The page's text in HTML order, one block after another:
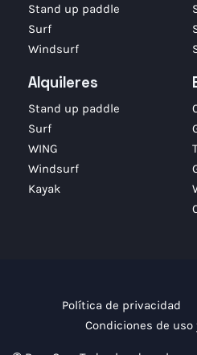
Stand up paddle
Surf
Windsurf
Alquileres
Stand up paddle
Surf
WING
Windsurf
Kayak
Política de privacidad
Condiciones de